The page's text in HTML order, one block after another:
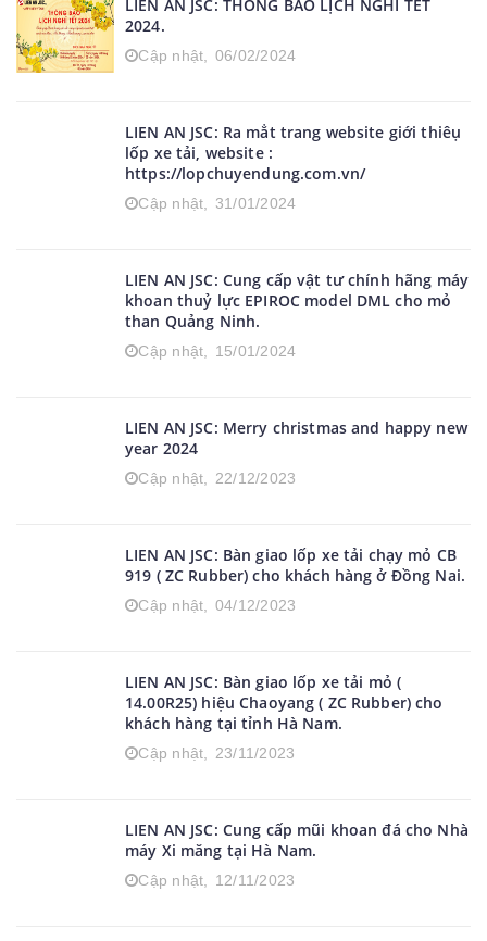
LIEN AN JSC: THÔNG BÁO LỊCH NGHỈ TẾT
2024.
Cập nhật, 06/02/2024
LIEN AN JSC: Ra mẳt trang website giới thiêụ
lốp xe tải, website :
https://lopchuyendung.com.vn/
Cập nhật, 31/01/2024
LIEN AN JSC: Cung cấp vật tư chính hãng máy
khoan thuỷ lực EPIROC model DML cho mỏ
than Quảng Ninh.
Cập nhật, 15/01/2024
LIEN AN JSC: Merry christmas and happy new
year 2024
Cập nhật, 22/12/2023
LIEN AN JSC: Bàn giao lốp xe tải chạy mỏ CB
919 ( ZC Rubber) cho khách hàng ở Đồng Nai.
Cập nhật, 04/12/2023
LIEN AN JSC: Bàn giao lốp xe tải mỏ (
14.00R25) hiệu Chaoyang ( ZC Rubber) cho
khách hàng tại tỉnh Hà Nam.
Cập nhật, 23/11/2023
LIEN AN JSC: Cung cấp mũi khoan đá cho Nhà
máy Xi măng tại Hà Nam.
Cập nhật, 12/11/2023